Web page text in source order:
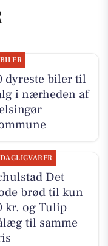
BILER
dyreste biler til
i nærheden af
DAGLIGVARER
Det
brød til kun
kr. og Tulip
til samme